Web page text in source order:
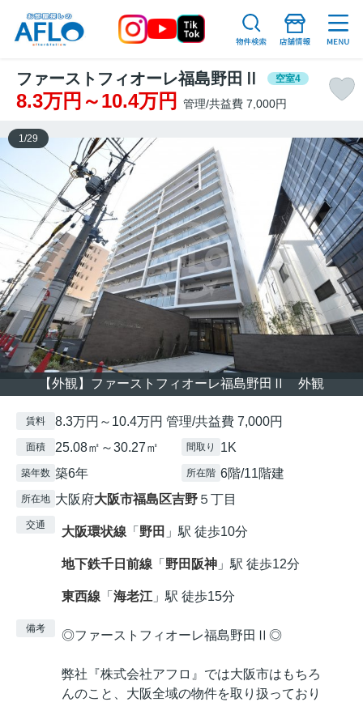
ファーストフィオーレ福島野田Ⅱ 空室4
8.3万円～10.4万円 管理/共益費 7,000円
【外観】ファーストフィオーレ福島野田Ⅱ 外観
1 /29
賃料 8.3万円～10.4万円 管理/共益費 7,000円
面積 25.08㎡～30.27㎡ 間取り 1K
築年数 築6年 所在階 6階/11階建
所在地 大阪府大阪市福島区吉野 ５丁目
交通 大阪環状線 「 野田 」駅 徒歩10分
地下鉄千日前線 「 野田阪神 」駅 徒歩12分
東西線 「 海老江 」駅 徒歩15分
備考 ◎ファーストフィオーレ福島野田Ⅱ◎
弊社『株式会社アフロ』では大阪市はもちろ
んのこと、大阪全域の物件を取り扱っており